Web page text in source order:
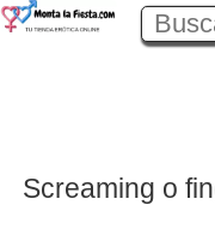
Screaming o